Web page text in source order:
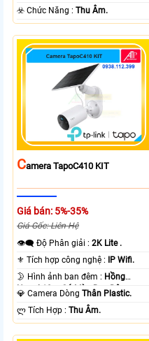
️☣️ Chức Năng :Thu Âm.
CAmera TapoC410 KIT
Giá bán: 5%-35%
Giá Gốc: Liên Hệ
👁️‍🗨 Độ Phân giải :2K Lite .
⚜️ Tích hợp công nghệ :
IP Wifi.
🌛 Hình ảnh ban đêm : Hồng
Ngoại 10m Có Màu Ban Ðêm.
💎 Camera DòngThân Plastic.
️ლ Tích Hợp :Thu Âm.